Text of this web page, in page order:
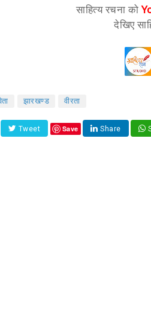
साहित्य रचना को
देखिए
झारखण्ड वीरता
Tweet Save Share